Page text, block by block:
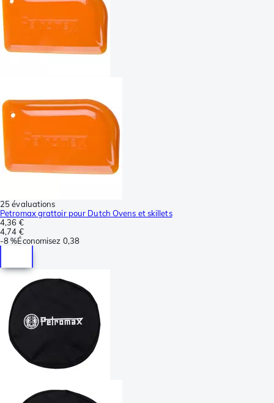
25 évaluations
Petromax grattoir pour Dutch Ovens et skillets
4,36 €
4,74 €
-8 %Économisez 0,38